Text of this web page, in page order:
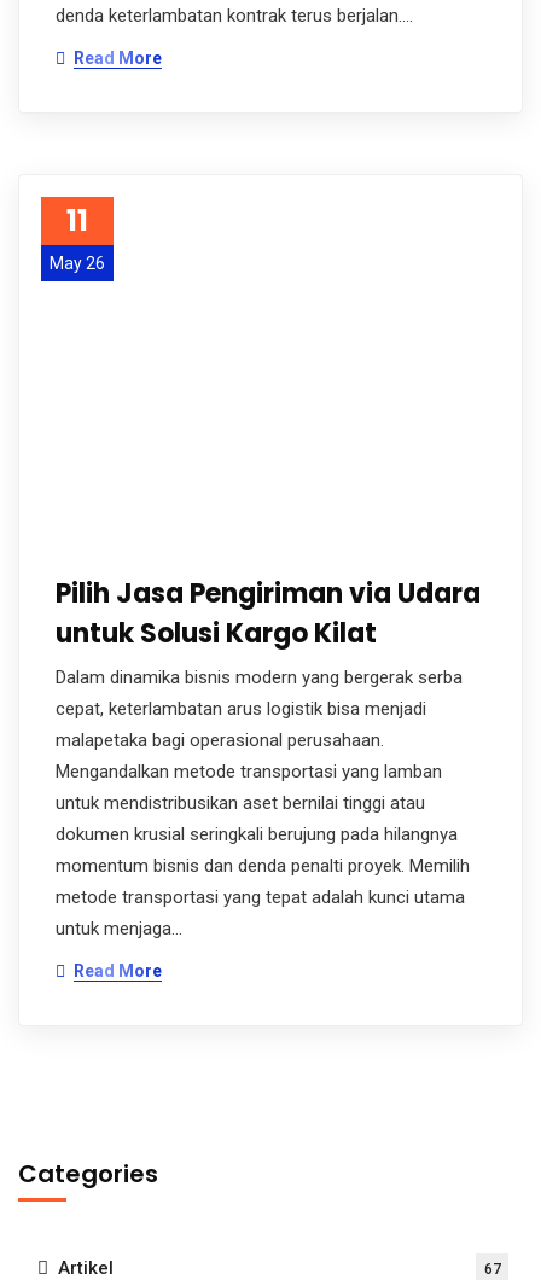
denda keterlambatan kontrak terus berjalan.…
Read More
11
May 26
Pilih Jasa Pengiriman via Udara
untuk Solusi Kargo Kilat
Dalam dinamika bisnis modern yang bergerak serba
cepat, keterlambatan arus logistik bisa menjadi
malapetaka bagi operasional perusahaan.
Mengandalkan metode transportasi yang lamban
untuk mendistribusikan aset bernilai tinggi atau
dokumen krusial seringkali berujung pada hilangnya
momentum bisnis dan denda penalti proyek. Memilih
metode transportasi yang tepat adalah kunci utama
untuk menjaga…
Read More
Categories
Artikel 67